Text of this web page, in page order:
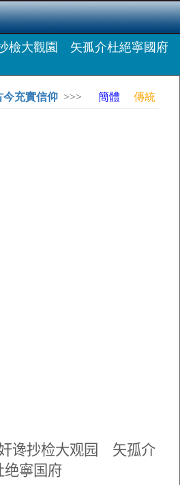
檢大觀園 矢孤介杜絕寧國府
充實信仰 >>> 簡體 傳統
谗抄检大观园 矢孤介
绝寧国府